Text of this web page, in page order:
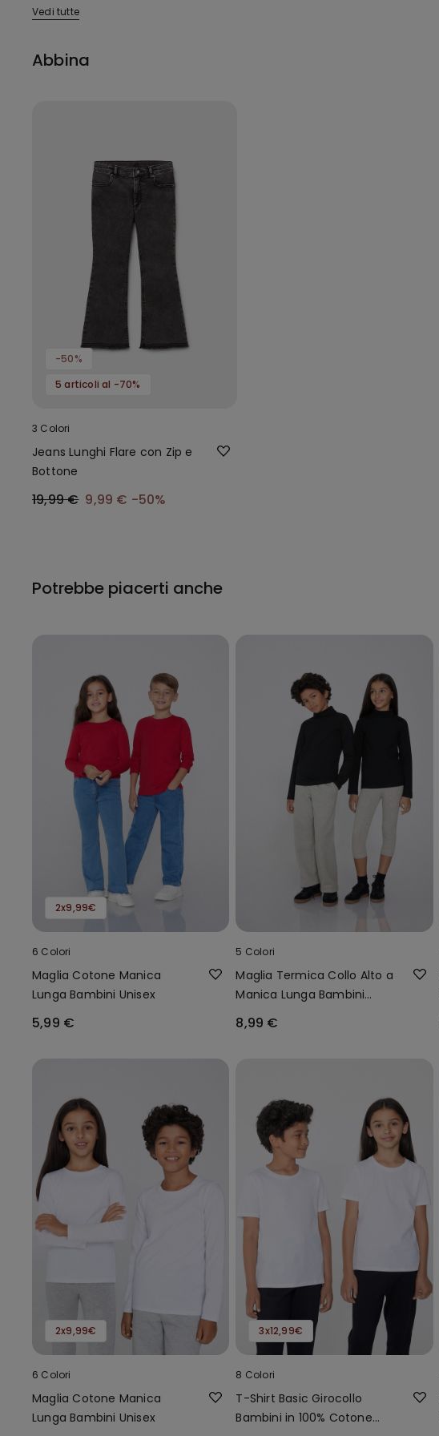
Vedi tutte
Abbina
-50%
5 articoli al -70%
3 Colori
Jeans Lunghi Flare con Zip e
Bottone
19,99 € 9,99 € -50%
Potrebbe piacerti anche
2x9,99€
6 Colori
Maglia Cotone Manica
Lunga Bambini Unisex
5,99 €
5 Colori
Maglia Termica Collo Alto a
Manica Lunga Bambini
8,99 €
2x9,99€
6 Colori
Maglia Cotone Manica
Lunga Bambini Unisex
3x12,99€
8 Colori
T-Shirt Basic Girocollo
Bambini in 100% Cotone